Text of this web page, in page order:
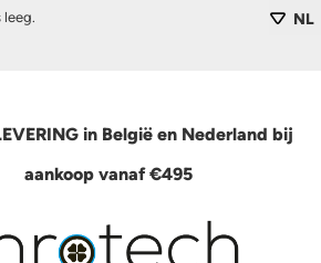
inhoud gaan NL
leeg.
in België en Nederland bij
aankoop vanaf €495